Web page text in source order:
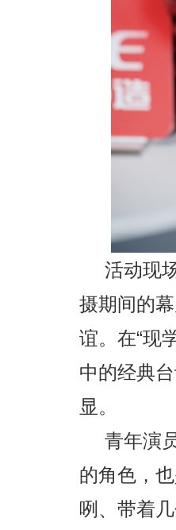
活动现
摄期间的
谊。在“现
中的经典
显。
青年演
的角色，
咧、带着